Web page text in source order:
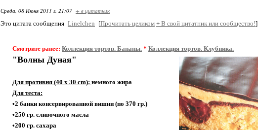
Среда, 08 Июня 2011 г. 21:07 + в цитатник
Это цитата сообщения Linelchen [Прочитать целиком + В свой цитатник или сообщество!]
Смотрите ранее: Коллекция тортов. Бананы. * Коллекция тортов. Клубника.
"Волны Дуная"
Для противня (40 x 30 cm): немного жира
Для теста:
•2 банки консервированной вишни (по 370 гр.)
•250 гр. сливочного масла
•200 гр. сахара